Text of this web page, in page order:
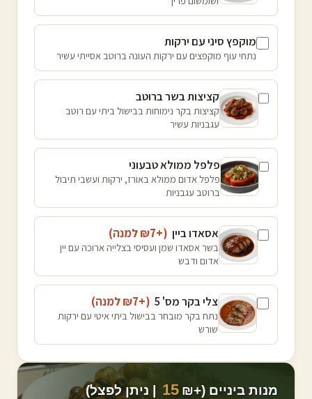
מוקפץ סיני עם ירקות
נתחי עוף מוקפצים עם ירקות העונה ברוטב אסייתי עשיר
קציצות בשר ברוטב
קציצות בקר נימוחות בבישול ביתי עם רוטב
עגבניות עשיר
פלפל ממולא טבעוני
פלפל אדום ממולא באורז, ירקות ועשבי תיבול
ברוטב עגבניות
אסאדו ביין (+₪
7 למנה)
בשר אסאדו שמן ועסיסי בצלייה ארוכה עם יין
אדום ודבש
צלי בקר מס' 5 (+₪
7 למנה)
נתח בקר מובחר בבישול ביתי איטי עם ירקות
שורש
מנות ביניים (+₪ 15 | ניתן לפצל)